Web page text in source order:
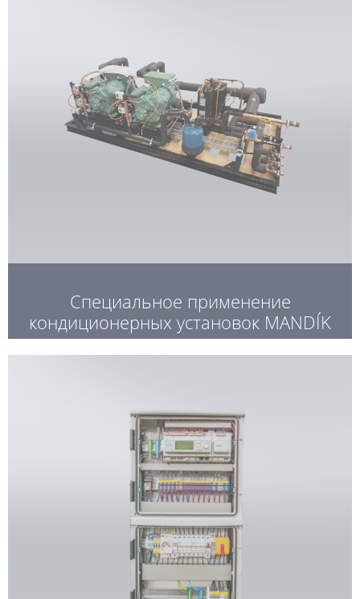
Специальное применение
кондиционерных установок MANDÍK